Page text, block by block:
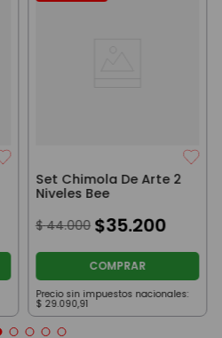
Set Chimola De Arte 2
Niveles Bee
$ 44.000 $35.200
COMPRAR
Precio sin impuestos nacionales:
$ 29.090,91